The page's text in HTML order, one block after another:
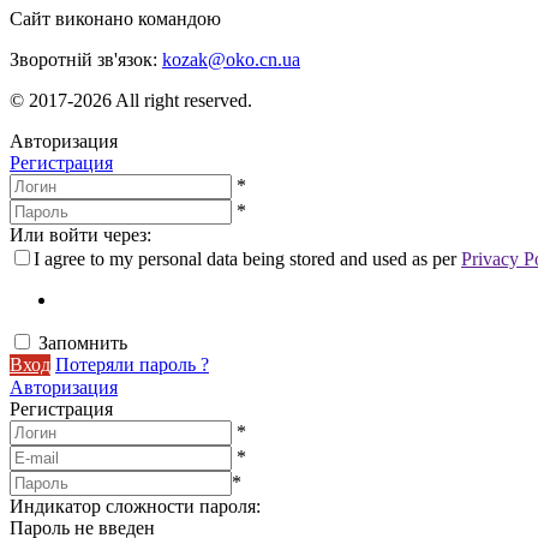
Сайт виконано командою
Зворотній зв'язок: kozak@oko.cn.ua
© 2017-2026 All right reserved.
Авторизация
Регистрация
*
*
Или войти через:
I agree to my personal data being stored and used as perPrivacy
Запомнить
Вход Потеряли пароль ?
Авторизация
Регистрация
*
*
*
Индикатор сложности пароля:
Пароль не введен